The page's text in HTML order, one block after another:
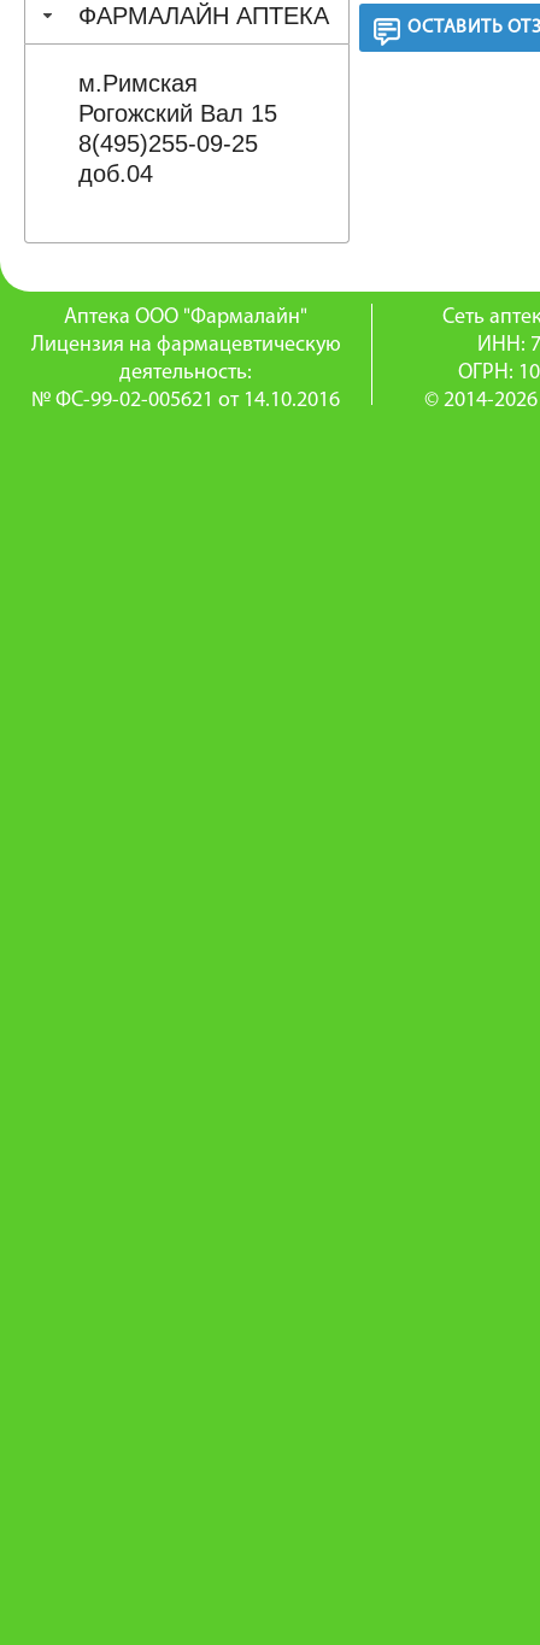
ФАРМАЛАЙН АПТЕКА
м.Римская
Рогожский Вал 15
8(495)255-09-25
доб.04
ОСТАВИТЬ
Аптека ООО "Фармалайн"
Лицензия на фармацевтическую
деятельность:
№ ФС-99-02-005621 от 14.10.2016
Сеть
ИНН:
ОГРН:
© 2014-